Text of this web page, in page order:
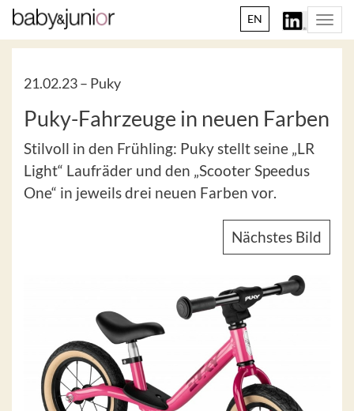
EN
21.02.23 – Puky
Puky-Fahrzeuge in neuen Farben
Stilvoll in den Frühling: Puky stellt seine „LR
Light“ Laufräder und den „Scooter Speedus
One“ in jeweils drei neuen Farben vor.
Nächstes Bild